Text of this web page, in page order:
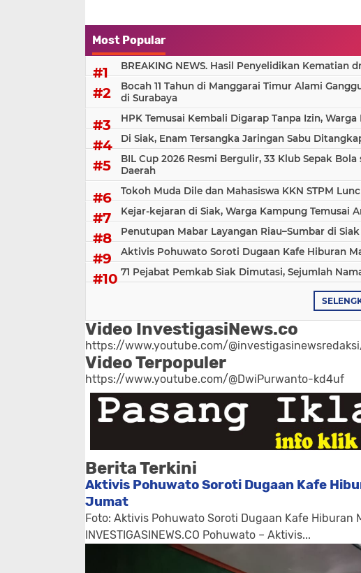
Most Popular
BREAKING NEWS. Hasil Penyelidikan Kematian
Bocah 11 Tahun di Manggarai Timur Alami
di Surabaya
HPK Temusai Kembali Digarap Tanpa Izin,
Di Siak, Enam Tersangka Jaringan Sabu
BIL Cup 2026 Resmi Bergulir, 33 Klub Sepak
Daerah
Tokoh Muda Dile dan Mahasiswa KKN STPM
Kejar-kejaran di Siak, Warga Kampung Temusai
Penutupan Mabar Layangan Riau–Sumbar di
Aktivis Pohuwato Soroti Dugaan Kafe Hiburan
71 Pejabat Pemkab Siak Dimutasi, Sejumlah
Video InvestigasiNews.co
https://www.youtube.com/
Video Terpopuler
https://www.youtube.com/@DwiPurwanto-kd4uf
Berita Terkini
Aktivis Pohuwato Soroti Dugaan Kafe
Jumat
Foto: Aktivis Pohuwato Soroti Dugaan Kafe Hiburan
INVESTIGASINEWS.CO Pohuwato – Aktivis...